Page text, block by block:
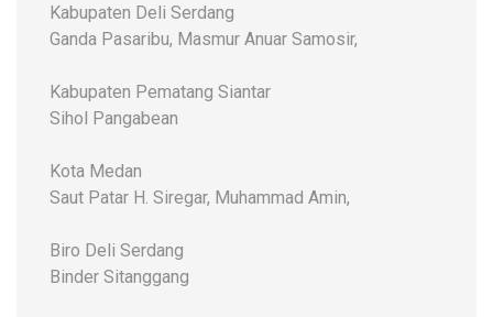
Kabupaten Deli Serdang
Ganda Pasaribu, Masmur Anuar Samosir,
Kabupaten Pematang Siantar
Sihol Pangabean
Kota Medan
Saut Patar H. Siregar, Muhammad Amin,
Biro Deli Serdang
Binder Sitanggang